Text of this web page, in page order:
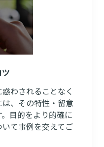
惑わされることなく
、その特性・留意
目的をより的確に
て事例を交えてご